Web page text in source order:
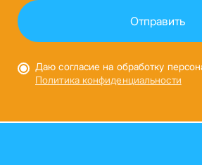
Даю согласие на обработку
Политика конфиденциальности